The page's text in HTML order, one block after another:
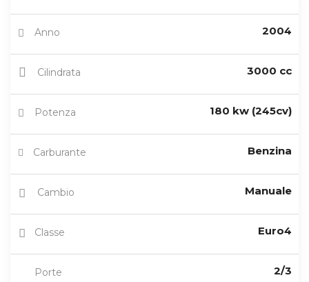
Anno 2004
Cilindrata 3000 cc
Potenza 180 kw (245cv)
Carburante Benzina
Cambio Manuale
Classe Euro4
Porte 2/3